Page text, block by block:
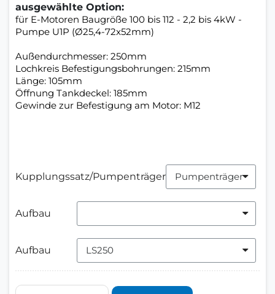
ausgewählte Option:
für E-Motoren Baugröße 100 bis 112 - 2,2 bis 4kW -
Pumpe U1P (Ø25,4-72x52mm)
Außendurchmesser: 250mm
Lochkreis Befestigungsbohrungen: 215mm
Länge: 105mm
Öffnung Tankdeckel: 185mm
Gewinde zur Befestigung am Motor: M12
Kupplungssatz/Pumpenträger
Aufbau
Aufbau